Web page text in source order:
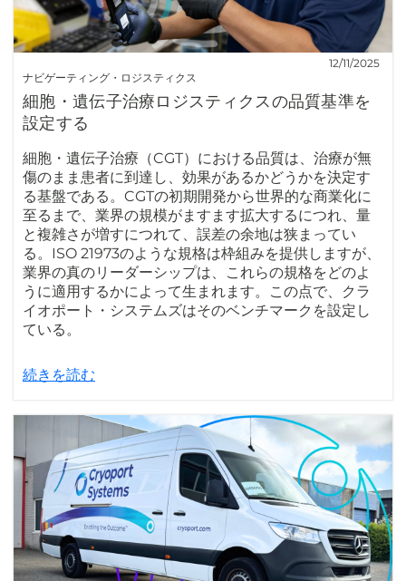
ナビゲーティング・ロジスティクス
12/11/2025
細胞・遺伝子治療ロジスティクスの品質基準を
設定する
細胞・遺伝子治療（CGT）における品質は、治療が無
傷のまま患者に到達し、効果があるかどうかを決定す
る基盤である。CGTの初期開発から世界的な商業化に
至るまで、業界の規模がますます拡大するにつれ、量
と複雑さが増すにつれて、誤差の余地は狭まってい
る。ISO 21973のような規格は枠組みを提供しますが、
業界の真のリーダーシップは、これらの規格をどのよ
うに適用するかによって生まれます。この点で、クラ
イオポート・システムズはそのベンチマークを設定し
ている。
続きを読む